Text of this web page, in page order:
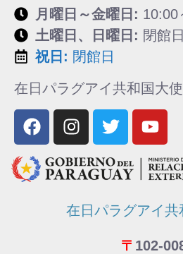
月曜日～金曜日: 10:00
土曜日、日曜日: 閉館日
祝日: 閉館日
在日パラグアイ共和国大
在日パラグアイ共
〒 102-